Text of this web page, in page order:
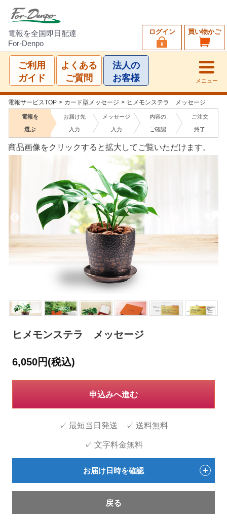
電報を全国即日配達
For-Denpo
買い物かご
ログイン
ご利用
ガイド
よくある
ご質問
法人の
お客様
メニュー
電報サービスTOP > カード型メッセージ > ヒメモンステラ メッセージ
電報を
選ぶ
お届け先
入力
メッセージ
入力
内容の
ご確認
ご注文
終了
商品画像をクリックすると拡大してご覧いただけます。
ヒメモンステラ メッセージ
6,050円(税込)
申込みへ進む
✓ 最短当日発送 ✓ 送料無料
✓ 文字料金無料
お届け日時を確認
戻る